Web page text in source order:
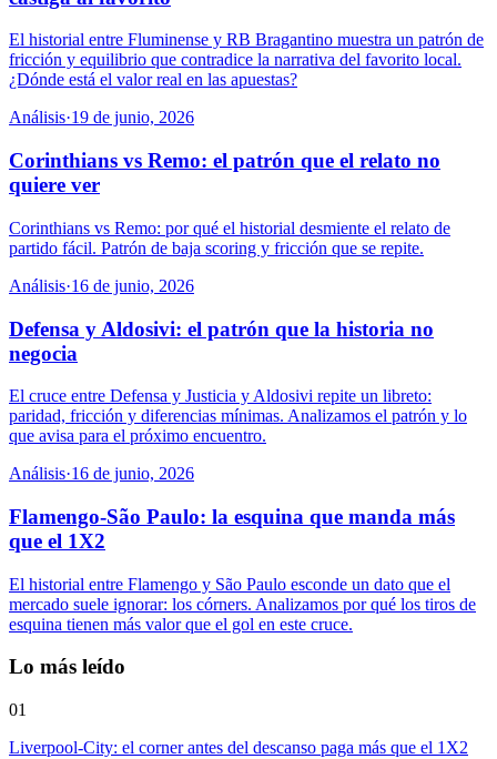
El historial entre Fluminense y RB Bragantino muestra un patrón de
fricción y equilibrio que contradice la narrativa del favorito local.
¿Dónde está el valor real en las apuestas?
Análisis·19 de junio, 2026
Corinthians vs Remo: el patrón que el relato no
quiere ver
Corinthians vs Remo: por qué el historial desmiente el relato de
partido fácil. Patrón de baja scoring y fricción que se repite.
Análisis·16 de junio, 2026
Defensa y Aldosivi: el patrón que la historia no
negocia
El cruce entre Defensa y Justicia y Aldosivi repite un libreto:
paridad, fricción y diferencias mínimas. Analizamos el patrón y lo
que avisa para el próximo encuentro.
Análisis·16 de junio, 2026
Flamengo-São Paulo: la esquina que manda más
que el 1X2
El historial entre Flamengo y São Paulo esconde un dato que el
mercado suele ignorar: los córners. Analizamos por qué los tiros de
esquina tienen más valor que el gol en este cruce.
Lo más leído
01
Liverpool-City: el corner antes del descanso paga más que el 1X2